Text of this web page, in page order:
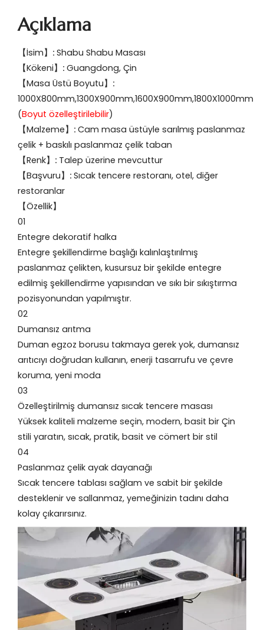
Açıklama
【İsim】 : Shabu Shabu Masası
【Kökeni】 : Guangdong, Çin
【Masa Üstü Boyutu】 :
1000X800mm,1300X900mm,1600X900mm,1800X1000mm
(Boyut özelleştirilebilir)
【Malzeme】 : Cam masa üstüyle sarılmış paslanmaz
çelik + baskılı paslanmaz çelik taban
【Renk】 : Talep üzerine mevcuttur
【Başvuru】 : Sıcak tencere restoranı, otel, diğer
restoranlar
【Özellik】
01
Entegre dekoratif halka
Entegre şekillendirme başlığı kalınlaştırılmış
paslanmaz çelikten, kusursuz bir şekilde entegre
edilmiş şekillendirme yapısından ve sıkı bir sıkıştırma
pozisyonundan yapılmıştır.
02
Dumansız arıtma
Duman egzoz borusu takmaya gerek yok, dumansız
arıtıcıyı doğrudan kullanın, enerji tasarrufu ve çevre
koruma, yeni moda
03
Özelleştirilmiş dumansız sıcak tencere masası
Yüksek kaliteli malzeme seçin, modern, basit bir Çin
stili yaratın, sıcak, pratik, basit ve cömert bir stil
04
Paslanmaz çelik ayak dayanağı
Sıcak tencere tablası sağlam ve sabit bir şekilde
desteklenir ve sallanmaz, yemeğinizin tadını daha
kolay çıkarırsınız.